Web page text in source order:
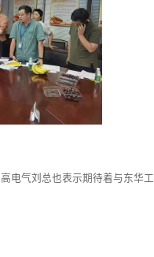
电气刘总也表示期待着与东华工